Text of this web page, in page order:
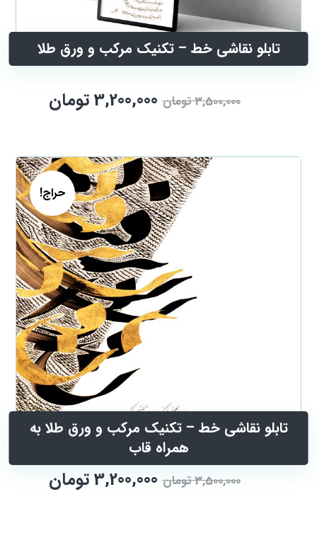
تابلو نقاشی خط – تکنیک مرکب و ورق طلا
3,500,000تومان 3,200,000تومان
تابلو نقاشی خط – تکنیک مرکب و ورق طلا به
همراه قاب
3,500,000تومان 3,200,000تومان
حراج!